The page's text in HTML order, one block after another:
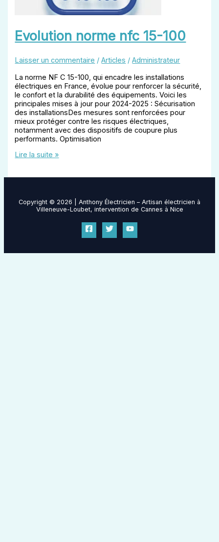
Evolution norme nfc 15-100
Laisser un commentaire /Articles /Administrateur
La norme NF C 15-100, qui encadre les installations
électriques en France, évolue pour renforcer la sécurité,
le confort et la durabilité des équipements. Voici les
principales mises à jour pour 2024-2025 : Sécurisation
des installationsDes mesures sont renforcées pour
mieux protéger contre les risques électriques,
notamment avec des dispositifs de coupure plus
performants. Optimisation
Evolution
Lire la suite »
Copyright © 2026 | Anthony Électricien – Artisan électricien à
Villeneuve-Loubet, intervention de Cannes à Nice